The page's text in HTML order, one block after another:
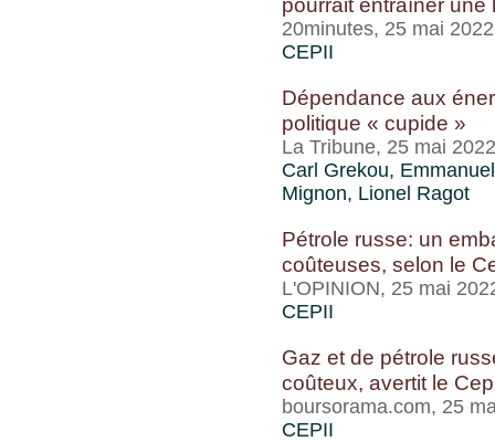
20minutes, 25 mai 2022
CEPII
Dépendance aux
politique « cupide »
La Tribune, 25 mai 2022
Carl Grekou,
Mignon, Lionel Ragot
Pétrole russe: un
coûteuses, selon le
L'OPINION, 25 mai
CEPII
Gaz et de pétrole
coûteux, avertit le
boursorama.com, 25
CEPII